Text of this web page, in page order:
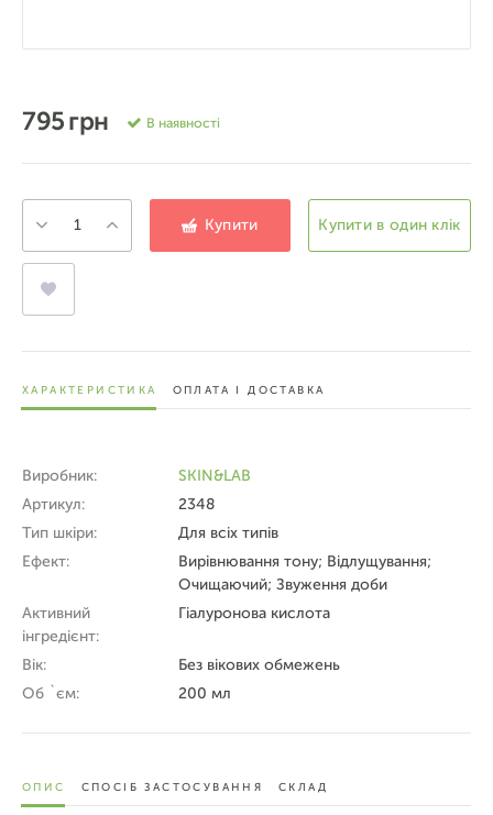
795 грн В наявності
Купити Купити в один клік
ХАРАКТЕРИСТИКА ОПЛАТА І ДОСТАВКА
Виробник:
SKIN&LAB
Артикул:
2348
Тип шкіри:
Для всіх типів
Ефект:
Вирівнювання тону; Відлущування;
Очищаючий; Звуження доби
Активний
інгредієнт:
Гіалуронова кислота
Вік:
Без вікових обмежень
Об `єм:
200 мл
ОПИС СПОСІБ ЗАСТОСУВАННЯ СКЛАД